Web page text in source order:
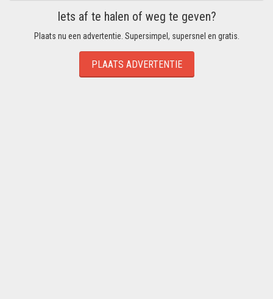
Iets af te halen of weg te geven?
Plaats nu een advertentie. Supersimpel, supersnel en gratis.
PLAATS ADVERTENTIE